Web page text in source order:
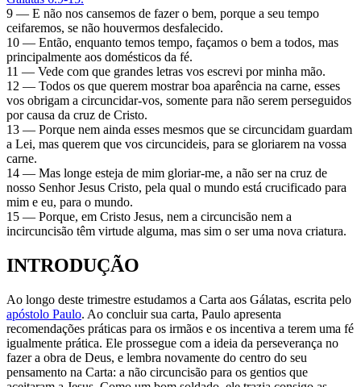
9 — E não nos cansemos de fazer o bem, porque a seu tempo
ceifaremos, se não houvermos desfalecido.
10 — Então, enquanto temos tempo, façamos o bem a todos, mas
principalmente aos domésticos da fé.
11 — Vede com que grandes letras vos escrevi por minha mão.
12 — Todos os que querem mostrar boa aparência na carne, esses
vos obrigam a circuncidar-vos, somente para não serem perseguidos
por causa da cruz de Cristo.
13 — Porque nem ainda esses mesmos que se circuncidam guardam
a Lei, mas querem que vos circuncideis, para se gloriarem na vossa
carne.
14 — Mas longe esteja de mim gloriar-me, a não ser na cruz de
nosso Senhor Jesus Cristo, pela qual o mundo está crucificado para
mim e eu, para o mundo.
15 — Porque, em Cristo Jesus, nem a circuncisão nem a
incircuncisão têm virtude alguma, mas sim o ser uma nova criatura.
INTRODUÇÃO
Ao longo deste trimestre estudamos a Carta aos Gálatas, escrita pelo
apóstolo Paulo. Ao concluir sua carta, Paulo apresenta
recomendações práticas para os irmãos e os incentiva a terem uma fé
igualmente prática. Ele prossegue com a ideia da perseverança no
fazer a obra de Deus, e lembra novamente do centro do seu
pensamento na Carta: a não circuncisão para os gentios que